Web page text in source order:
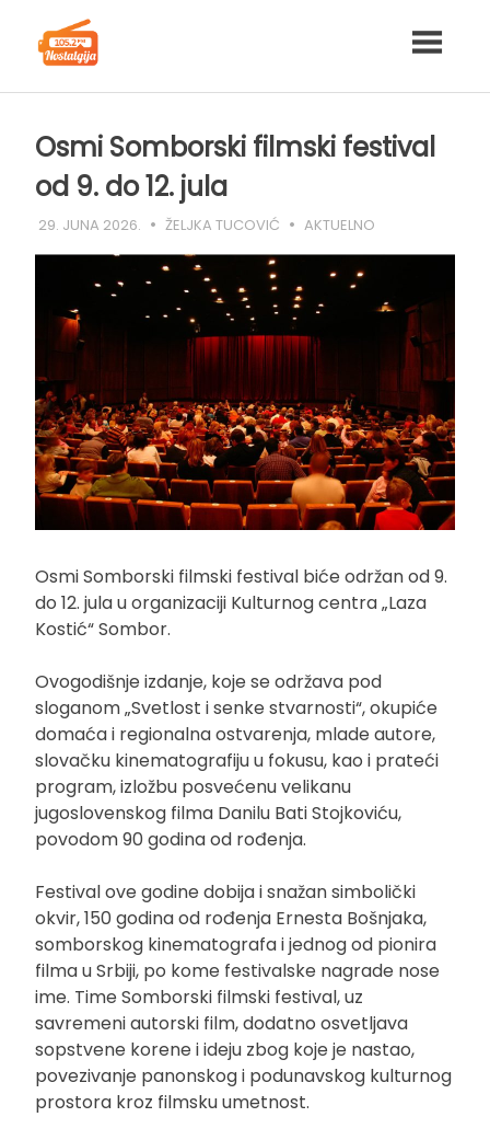
content
Osmi Somborski filmski festival
od 9. do 12. jula
29. JUNA 2026. ŽELJKA TUCOVIĆ AKTUELNO
Osmi Somborski filmski festival biće održan od 9.
do 12. jula u organizaciji Kulturnog centra „Laza
Kostić“ Sombor.
Ovogodišnje izdanje, koje se održava pod
sloganom „Svetlost i senke stvarnosti“, okupiće
domaća i regionalna ostvarenja, mlade autore,
slovačku kinematografiju u fokusu, kao i prateći
program, izložbu posvećenu velikanu
jugoslovenskog filma Danilu Bati Stojkoviću,
povodom 90 godina od rođenja.
Festival ove godine dobija i snažan simbolički
okvir, 150 godina od rođenja Ernesta Bošnjaka,
somborskog kinematografa i jednog od pionira
filma u Srbiji, po kome festivalske nagrade nose
ime. Time Somborski filmski festival, uz
savremeni autorski film, dodatno osvetljava
sopstvene korene i ideju zbog koje je nastao,
povezivanje panonskog i podunavskog kulturnog
prostora kroz filmsku umetnost.